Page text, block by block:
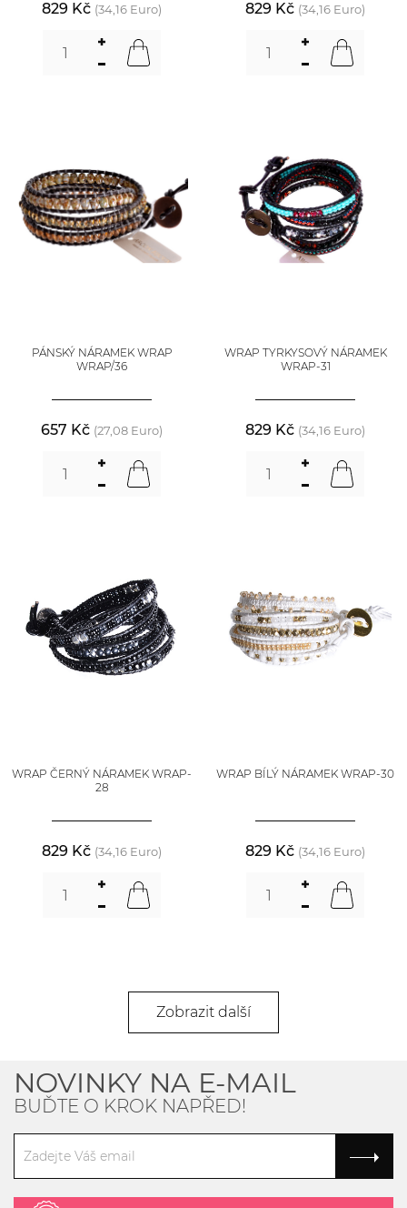
829 Kč (34,16 Euro) 829 Kč (34,16 Euro)
PÁNSKÝ NÁRAMEK WRAP
WRAP/36
657 Kč (27,08 Euro)
WRAP TYRKYSOVÝ NÁRAMEK
WRAP-31
829 Kč (34,16 Euro)
WRAP ČERNÝ NÁRAMEK WRAP-
28
829 Kč (34,16 Euro)
WRAP BÍLÝ NÁRAMEK WRAP-30
829 Kč (34,16 Euro)
Zobrazit další
NOVINKY NA E-MAIL
BUĎTE O KROK NAPŘED!